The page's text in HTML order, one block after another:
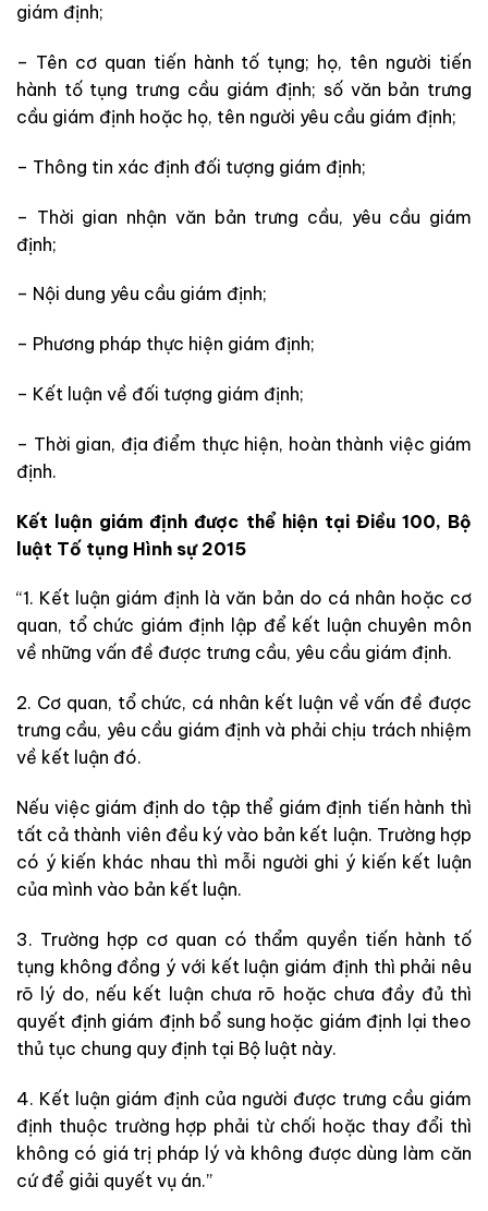
giám định;
– Tên cơ quan tiến hành tố tụng; họ, tên người tiến
hành tố tụng trưng cầu giám định; số văn bản trưng
cầu giám định hoặc họ, tên người yêu cầu giám định;
– Thông tin xác định đối tượng giám định;
– Thời gian nhận văn bản trưng cầu, yêu cầu giám
định;
– Nội dung yêu cầu giám định;
– Phương pháp thực hiện giám định;
– Kết luận về đối tượng giám định;
– Thời gian, địa điểm thực hiện, hoàn thành việc giám
định.
Kết luận giám định được thể hiện tại Điều 100, Bộ
luật Tố tụng Hình sự 2015
“1. Kết luận giám định là văn bản do cá nhân hoặc cơ
quan, tổ chức giám định lập để kết luận chuyên môn
về những vấn đề được trưng cầu, yêu cầu giám định.
2. Cơ quan, tổ chức, cá nhân kết luận về vấn đề được
trưng cầu, yêu cầu giám định và phải chịu trách nhiệm
về kết luận đó.
Nếu việc giám định do tập thể giám định tiến hành thì
tất cả thành viên đều ký vào bản kết luận. Trường hợp
có ý kiến khác nhau thì mỗi người ghi ý kiến kết luận
của mình vào bản kết luận.
3. Trường hợp cơ quan có thẩm quyền tiến hành tố
tụng không đồng ý với kết luận giám định thì phải nêu
rõ lý do, nếu kết luận chưa rõ hoặc chưa đầy đủ thì
quyết định giám định bổ sung hoặc giám định lại theo
thủ tục chung quy định tại Bộ luật này.
4. Kết luận giám định của người được trưng cầu giám
định thuộc trường hợp phải từ chối hoặc thay đổi thì
không có giá trị pháp lý và không được dùng làm căn
cứ để giải quyết vụ án.”